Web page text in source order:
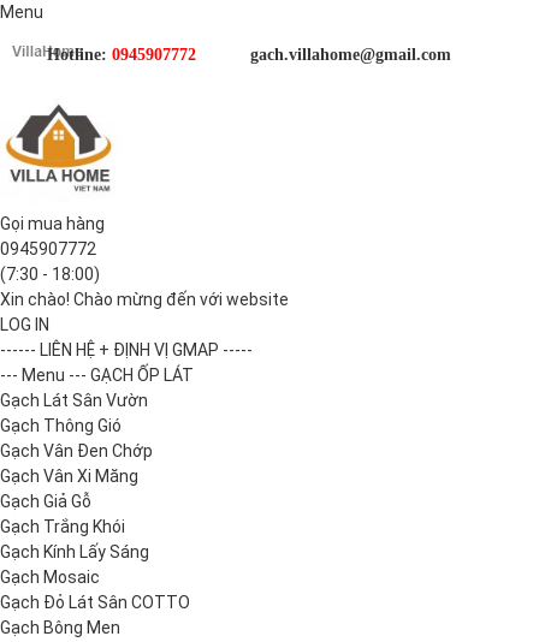
Menu
Hotline: 0945907772 gach.villahome@gmail.com
Gọi mua hàng
0945907772
(7:30 - 18:00)
Xin chào! Chào mừng đến với website
LOG IN
------ LIÊN HỆ + ĐỊNH VỊ GMAP -----
--- Menu --- GẠCH ỐP LÁT
Gạch Lát Sân Vườn
Gạch Thông Gió
Gạch Vân Đen Chớp
Gạch Vân Xi Măng
Gạch Giả Gỗ
Gạch Trắng Khói
Gạch Kính Lấy Sáng
Gạch Mosaic
Gạch Đỏ Lát Sân COTTO
Gạch Bông Men